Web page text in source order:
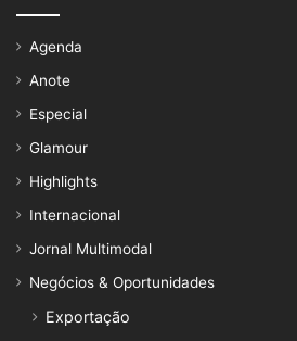
Agenda
Anote
Especial
Glamour
Highlights
Internacional
Jornal Multimodal
Negócios & Oportunidades
Exportação